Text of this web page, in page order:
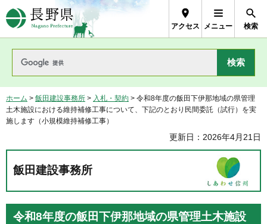
長野県Nagano Prefecture
アクセス メニュー 検索
ホーム > 飯田建設事務所 > 入札・契約 > 令和8年度の飯田下伊那地域の県管理
土木施設における維持補修工事について、下記のとおり民間委託（試行）を実
施します（小規模維持補修工事）
更新日：2026年4月21日
飯田建設事務所
令和8年度の飯田下伊那地域の県管理土木施設